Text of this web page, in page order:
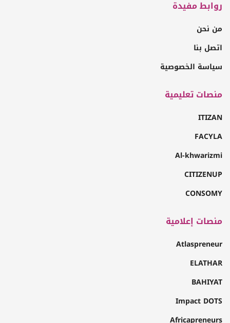
روابط مفيدة
من نحن
اتصل بنا
سياسة الخصوصية
منصات تعليمية
ITIZAN
FACYLA
Al-khwarizmi
CITIZENUP
CONSOMY
منصات إعلامية
Atlaspreneur
ELATHAR
BAHIYAT
Impact DOTS
Africapreneurs